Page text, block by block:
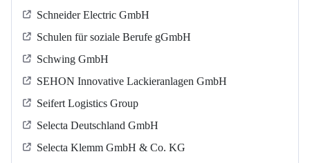
Schneider Electric GmbH
Schulen für soziale Berufe gGmbH
Schwing GmbH
SEHON Innovative Lackieranlagen GmbH
Seifert Logistics Group
Selecta Deutschland GmbH
Selecta Klemm GmbH & Co. KG